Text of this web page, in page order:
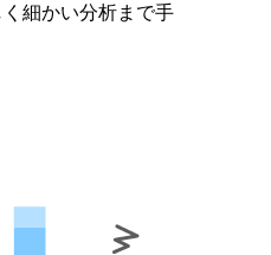
細かい分析まで手